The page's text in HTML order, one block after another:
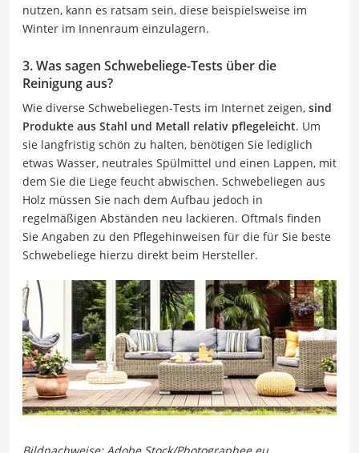
nutzen, kann es ratsam sein, diese beispielsweise im
Winter im Innenraum einzulagern.
3. Was sagen Schwebeliege-Tests über die
Reinigung aus?
Wie diverse Schwebeliegen-Tests im Internet zeigen, sind
Produkte aus Stahl und Metall relativ pflegeleicht. Um
sie langfristig schön zu halten, benötigen Sie lediglich
etwas Wasser, neutrales Spülmittel und einen Lappen, mit
dem Sie die Liege feucht abwischen. Schwebeliegen aus
Holz müssen Sie nach dem Aufbau jedoch in
regelmäßigen Abständen neu lackieren. Oftmals finden
Sie Angaben zu den Pflegehinweisen für die für Sie beste
Schwebeliege hierzu direkt beim Hersteller.